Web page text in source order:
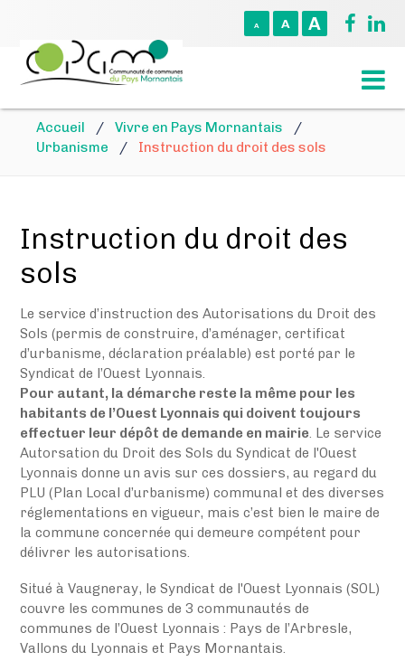
A A A
Accueil / Vivre en Pays Mornantais
/
Urbanisme
/ Instruction du droit des sols
Instruction du droit des
sols
Le service d’instruction des Autorisations du Droit des
Sols (permis de construire, d’aménager, certificat
d’urbanisme, déclaration préalable) est porté par le
Syndicat de l’Ouest Lyonnais.
Pour autant, la démarche reste la même pour les
habitants de l’Ouest Lyonnais qui doivent toujours
effectuer leur dépôt de demande en mairie. Le service
Autorsation du Droit des Sols du Syndicat de l'Ouest
Lyonnais donne un avis sur ces dossiers, au regard du
PLU (Plan Local d’urbanisme) communal et des diverses
réglementations en vigueur, mais c’est bien le maire de
la commune concernée qui demeure compétent pour
délivrer les autorisations.
Situé à Vaugneray, le Syndicat de l'Ouest Lyonnais (SOL)
couvre les communes de 3 communautés de
communes de l’Ouest Lyonnais : Pays de l’Arbresle,
Vallons du Lyonnais et Pays Mornantais.